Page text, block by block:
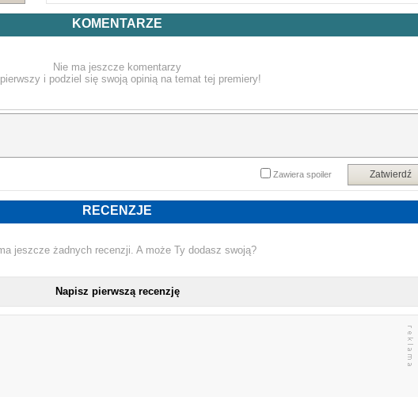
odsłania tajemnice ich pozornie szczęśliwego, wieloletniego pożycia, mąż
zrozpaczony postępującym odchodzeniem ukochanej zwraca się o pomoc do
tajemniczego opiekuna o pseudonimie Mr. Botanical, a niebieski ptak, którego los
Powyższy opis pochodzi od wydawcy.
KOMENTARZE
Nie ma jeszcze komentarzy
i podziel się swoją opinią na temat tej premiery!
Zatwierdź
Zawiera spoiler
RECENZJE
jeszcze żadnych recenzji. A może Ty dodasz swoją?
Napisz pierwszą recenzję